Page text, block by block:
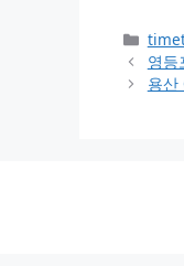
영등
용산